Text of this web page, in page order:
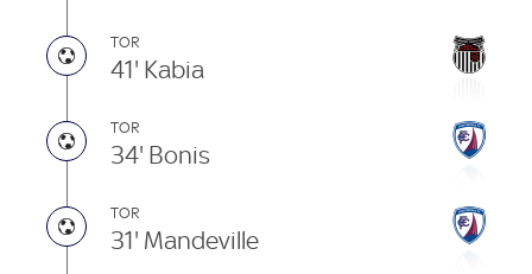
TOR
41' Kabia
TOR
34' Bonis
TOR
31' Mandeville